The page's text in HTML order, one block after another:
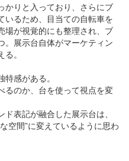
かりと入っており、さらにブ
いるため、目当ての自転車を
場が視覚的にも整理され、ブ
。展示台自体がマーケティン
。
感がある。
るのか、台を使って視点を変
表記が融合した展示台は、
空間”に変えているように思わ